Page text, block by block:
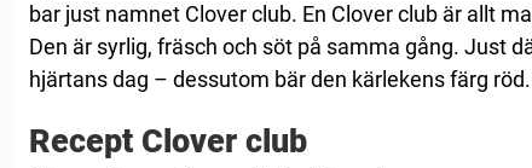
bar just namnet Clover club. En Clover club är allt
Den är syrlig, fräsch och söt på samma gång. Just
hjärtans dag – dessutom bär den kärlekens färg röd.
Recept Clover club